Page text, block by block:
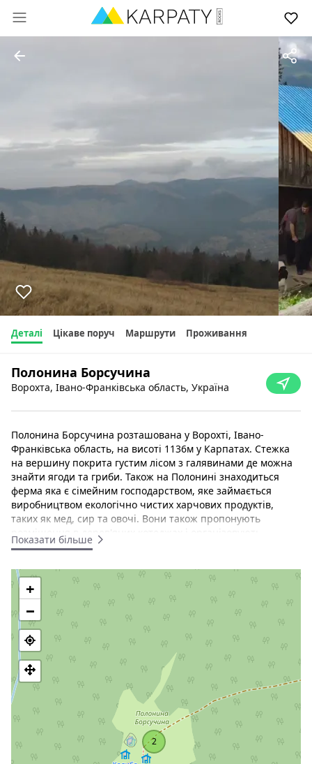
Деталі Цікаве поруч Маршрути Проживання
Полонина Борсучина
Ворохта, Івано-Франківська область, Україна
Полонина Борсучина розташована у Ворохті, Івано-
Франківська область, на висоті 1136м у Карпатах. Стежка
на вершину покрита густим лісом з галявинами де можна
знайти ягоди та гриби. Також на Полонині знаходиться
ферма яка є сімейним господарством, яке займається
виробництвом екологічно чистих харчових продуктів,
таких як мед, сир та овочі. Вони також пропонують
розміщення в дерев'яних котеджах і організовують
різноманітні заходи на свіжому повітрі, такі як походи, їзда
відкриваєтсья неймовірний вид на наші Карпати, стежкою
до лісу є струмочок. Полонина вкрита квітами від якіх йде
специфічний, сильний, чудовий аромат свіжості. Маршрут
не є складним, але і не є простим, тут немає камнів, скель
або струмків які перетинають маршрут, все залежить від
фізичної підготовки туристів (Рекомендуємо надівати
найліпше взуття). Також Туристи можуть ознайомитись з
культурою горян, послухати гуцульські інструменти.
Найближчі населені пункти:
Ворохта
Вороненко
Татарів
Показати більше
2
+
−